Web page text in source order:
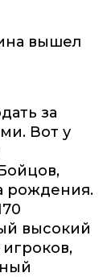
вышел
за
Вот у
рождения.
высокий